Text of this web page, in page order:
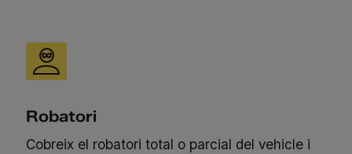
Robatori
Cobreix el robatori total o parcial del vehicle i